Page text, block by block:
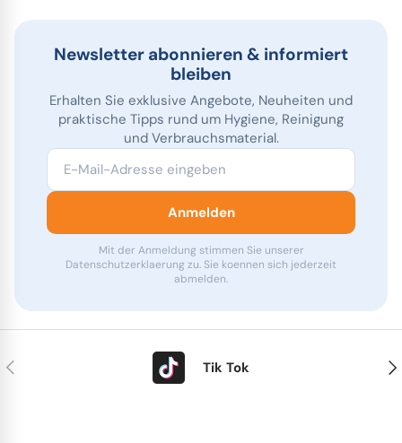
Newsletter abonnieren & informiert
bleiben
Erhalten Sie exklusive Angebote, Neuheiten und
praktische Tipps rund um Hygiene, Reinigung
und Verbrauchsmaterial.
E-Mail-Adresse eingeben
Anmelden
Mit der Anmeldung stimmen Sie unserer
Datenschutzerklaerung zu. Sie koennen sich jederzeit
abmelden.
Vorherige Tik Tok